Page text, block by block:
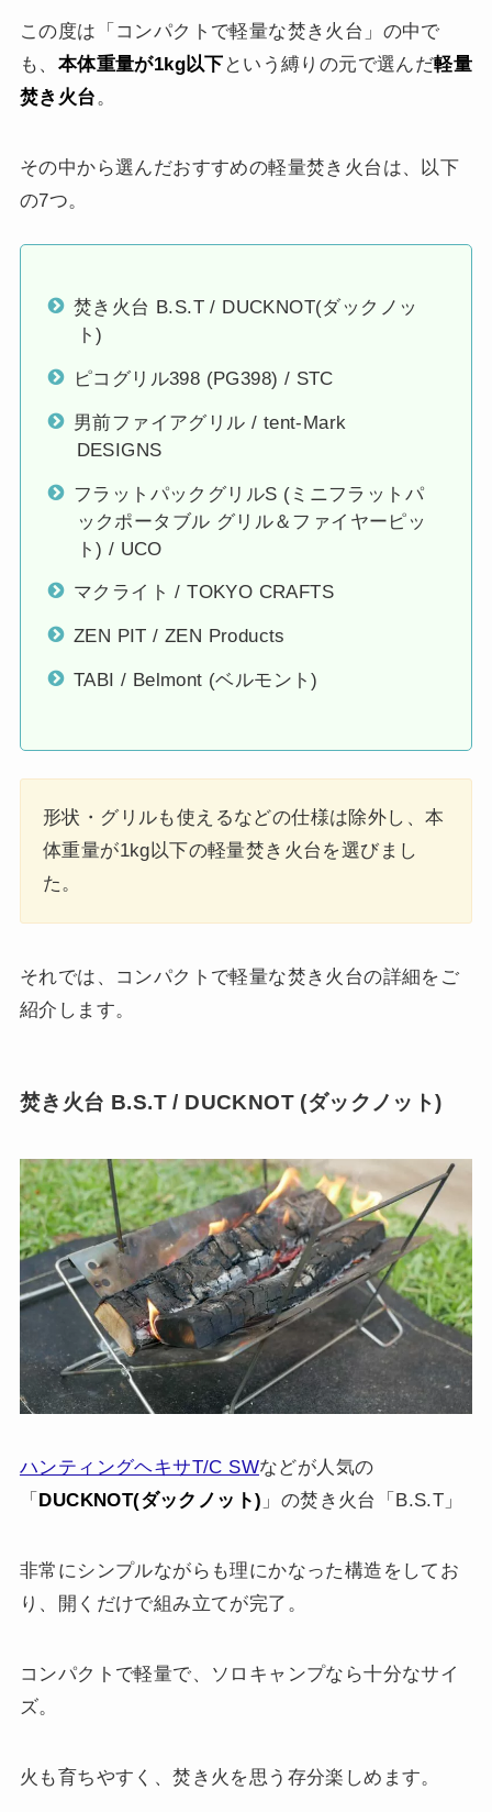
この度は「コンパクトで軽量な焚き火台」の中で
も、 本体重量が1kg以下 という縛りの元で選んだ軽量
焚き火台 。
その中から選んだおすすめの軽量焚き火台は、以下
の7つ。
焚き火台 B.S.T / DUCKNOT(ダックノッ
ト)
ピコグリル398 (PG398) / STC
男前ファイアグリル / tent-Mark
DESIGNS
フラットパックグリルS (ミニフラットパ
ックポータブル グリル＆ファイヤーピッ
ト) / UCO
マクライト / TOKYO CRAFTS
ZEN PIT / ZEN Products
TABI / Belmont (ベルモント)
形状・グリルも使えるなどの仕様は除外し、本
体重量が1kg以下の軽量焚き火台を選びまし
た。
それでは、コンパクトで軽量な焚き火台の詳細をご
紹介します。
焚き火台 B.S.T / DUCKNOT (ダックノット)
ハンティングヘキサT/C SWなどが人気の
「 DUCKNOT(ダックノット) 」の焚き火台「B.S.T」
非常にシンプルながらも理にかなった構造をしてお
り、開くだけで組み立てが完了。
コンパクトで軽量で、ソロキャンプなら十分なサイ
ズ。
火も育ちやすく、焚き火を思う存分楽しめます。